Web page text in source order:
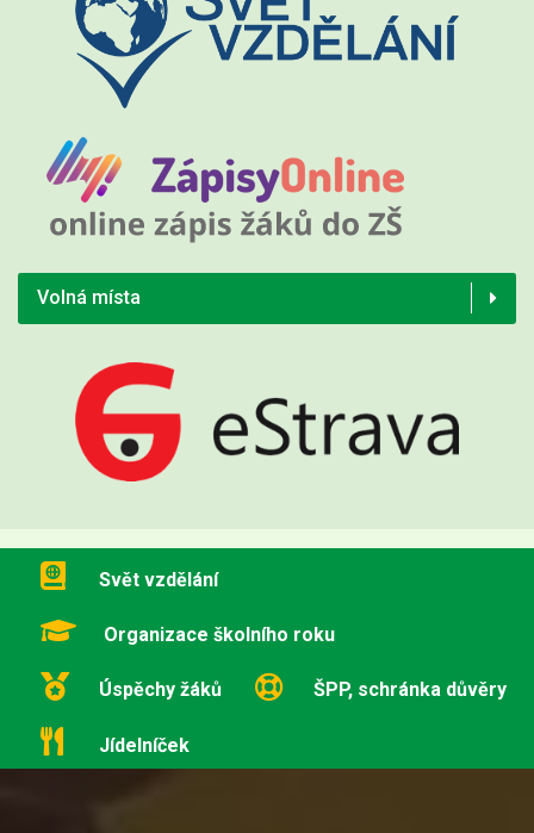
Volná místa
Svět vzdělání
Organizace školního roku
Úspěchy žáků ŠPP, schránka důvěry
Jídelníček